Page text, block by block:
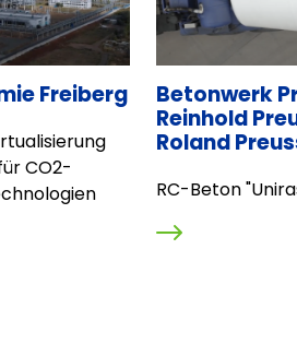
Freiberg
CO2-
Betonwerk
Reinhold
Roland
RC-Beton